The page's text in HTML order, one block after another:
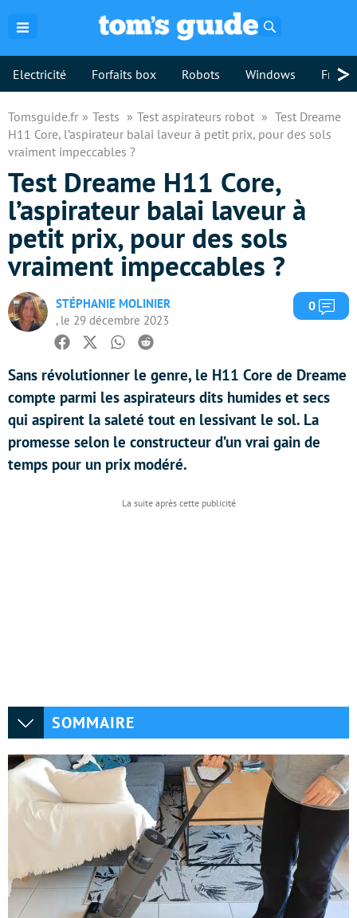
Electricité Forfaits box Robots Windows >
Tomsguide.fr Tests Test aspirateurs robot
Test Dreame
H11 Core, l’aspirateur balai laveur à petit prix, pour des sols
vraiment impeccables ?
Test Dreame H11 Core,
l’aspirateur balai laveur à
petit prix, pour des sols
vraiment impeccables ?
STÉPHANIE MOLINIER
, le 29 décembre 2023
0
Facebook
TwitterWhatsapp
Reddit
Sans révolutionner le genre, le H11 Core de Dreame
compte parmi les aspirateurs dits humides et secs
qui aspirent la saleté tout en lessivant le sol. La
promesse selon le constructeur d’un vrai gain de
temps pour un prix modéré.
SOMMAIRE